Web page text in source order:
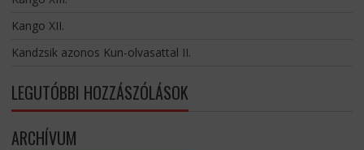
Kango XII.
Kandzsik azonos Kun-olvasattal II.
LEGUTÓBBI HOZZÁSZÓLÁSOK
ARCHÍVUM